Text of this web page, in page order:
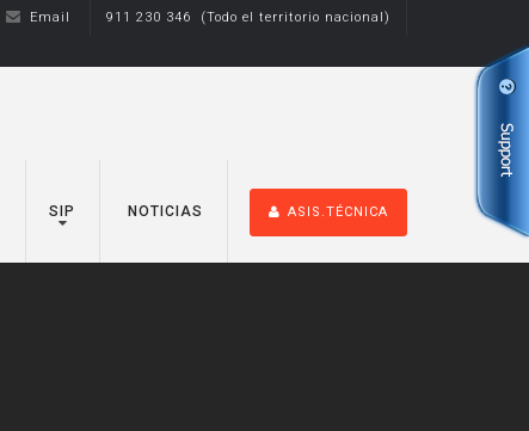
Email 911 230 346 (Todo el territorio nacional)
SIP NOTICIAS ASIS.TÉCNICA